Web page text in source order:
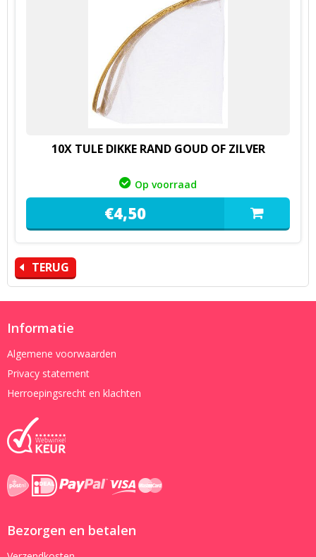
10X TULE DIKKE RAND GOUD OF ZILVER
Op voorraad
€4,50
TERUG
Informatie
Algemene voorwaarden
Privacy statement
Herroepingsrecht en klachten
Bezorgen en betalen